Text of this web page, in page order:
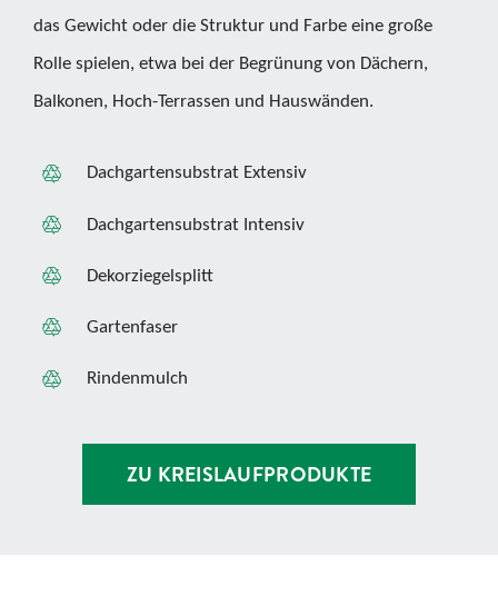
das Gewicht oder die Struktur und Farbe eine große
Rolle spielen, etwa bei der Begrünung von Dächern,
Balkonen, Hoch-Terrassen und Hauswänden.
Dachgartensubstrat Extensiv
Dachgartensubstrat Intensiv
Dekorziegelsplitt
Gartenfaser
Rindenmulch
ZU KREISLAUFPRODUKTE